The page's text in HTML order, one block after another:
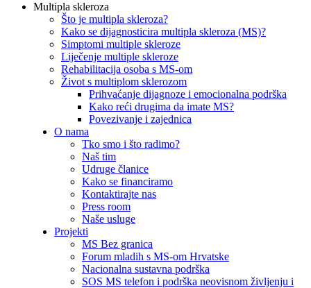
Multipla skleroza
Što je multipla skleroza?
Kako se dijagnosticira multipla skleroza (MS)?
Simptomi multiple skleroze
Liječenje multiple skleroze
Rehabilitacija osoba s MS-om
Život s multiplom sklerozom
Prihvaćanje dijagnoze i emocionalna podrška
Kako reći drugima da imate MS?
Povezivanje i zajednica
O nama
Tko smo i što radimo?
Naš tim
Udruge članice
Kako se financiramo
Kontaktirajte nas
Press room
Naše usluge
Projekti
MS Bez granica
Forum mladih s MS-om Hrvatske
Nacionalna sustavna podrška
SOS MS telefon i podrška neovisnom življenju i